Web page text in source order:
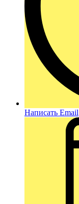
Написать Email